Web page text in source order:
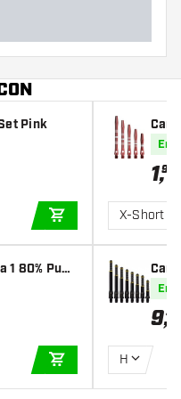
Pink
AÑADIR A LA
1 80% Punt
AÑADIR A LA
En
1,90
X-Short
K7
En
9,45
H